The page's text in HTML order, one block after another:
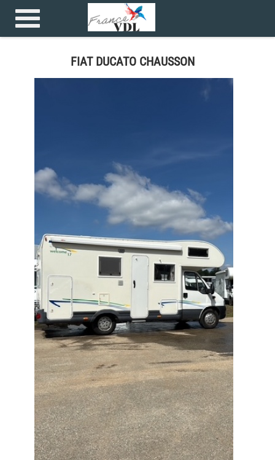
Accueil>Camping car >FIAT DUCATO CHAUSSON
FIAT DUCATO CHAUSSON